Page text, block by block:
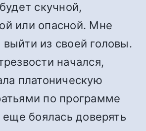
скучной,
или опасной. Мне
из своей головы.
начался,
платоническую
по программе
боялась доверять